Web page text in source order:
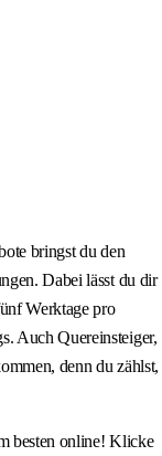
bringst du den
Dabei lässt du dir
Werktage pro
Auch Quereinsteiger,
denn du zählst,
besten online! Klicke